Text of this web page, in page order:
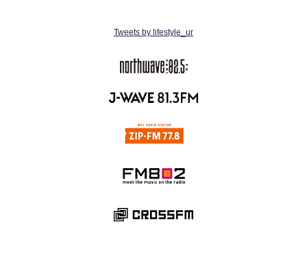
Tweets by lifestyle_ur